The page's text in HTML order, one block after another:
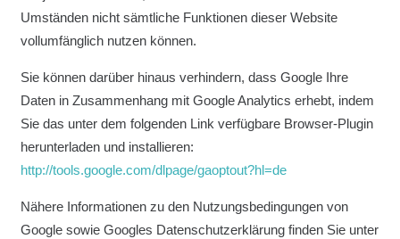
Umständen nicht sämtliche Funktionen dieser Website
vollumfänglich nutzen können.
Sie können darüber hinaus verhindern, dass Google Ihre
Daten in Zusammenhang mit Google Analytics erhebt, indem
Sie das unter dem folgenden Link verfügbare Browser-Plugin
herunterladen und installieren:
http://tools.google.com/dlpage/gaoptout?hl=de
Nähere Informationen zu den Nutzungsbedingungen von
Google sowie Googles Datenschutzerklärung finden Sie unter